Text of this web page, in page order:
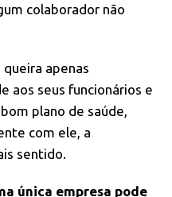
colaborador não
apenas
aos seus funcionários e
plano de saúde,
com ele, a
sentido.
única empresa pode